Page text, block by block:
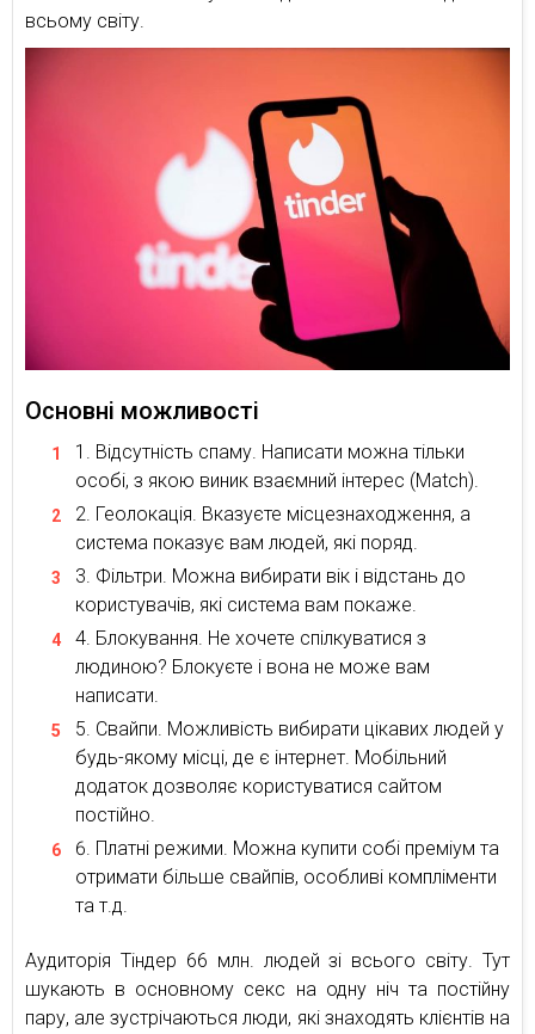
всьому світу.
Основні можливості
Відсутність спаму. Написати можна тільки
особі, з якою виник взаємний інтерес (Match).
Геолокація. Вказуєте місцезнаходження, а
система показує вам людей, які поряд.
Фільтри. Можна вибирати вік і відстань до
користувачів, які система вам покаже.
Блокування. Не хочете спілкуватися з
людиною? Блокуєте і вона не може вам
написати.
Свайпи. Можливість вибирати цікавих людей у
будь-якому місці, де є інтернет. Мобільний
додаток дозволяє користуватися сайтом
постійно.
Платні режими. Можна купити собі преміум та
отримати більше свайпів, особливі компліменти
та т.д.
Аудиторія Тіндер 66 млн. людей зі всього світу. Тут
шукають в основному секс на одну ніч та постійну
пару, але зустрічаються люди, які знаходять клієнтів на